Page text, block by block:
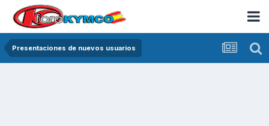
Presentaciones de nuevos usuarios